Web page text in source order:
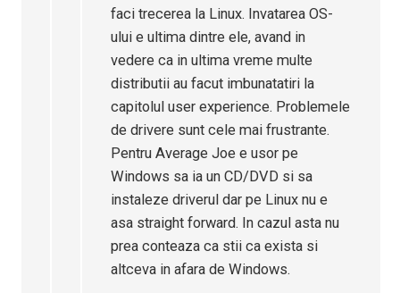
faci trecerea la Linux. Invatarea OS-
ului e ultima dintre ele, avand in
vedere ca in ultima vreme multe
distributii au facut imbunatatiri la
capitolul user experience. Problemele
de drivere sunt cele mai frustrante.
Pentru Average Joe e usor pe
Windows sa ia un CD/DVD si sa
instaleze driverul dar pe Linux nu e
asa straight forward. In cazul asta nu
prea conteaza ca stii ca exista si
altceva in afara de Windows.